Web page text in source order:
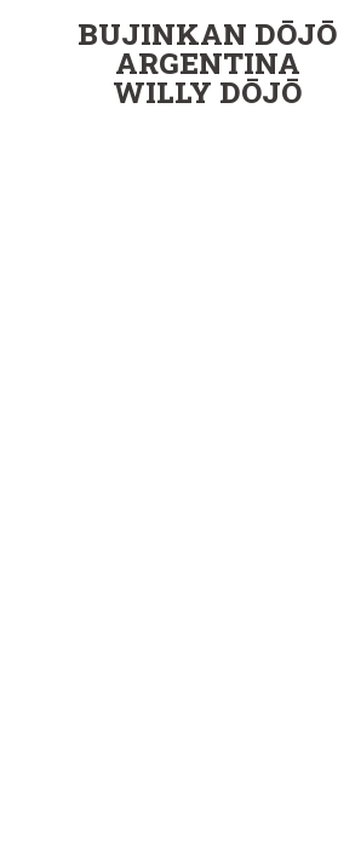
BUJINKAN DŌJŌ
ARGENTINA
WILLY DŌJŌ